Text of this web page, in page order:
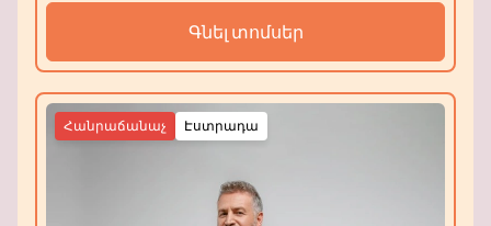
Գնել տոմսեր
Էստրադա
Հանրաճանաչ